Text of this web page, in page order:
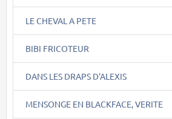
LE CHEVAL A PETE
BIBI FRICOTEUR
DANS LES DRAPS D'ALEXIS
MENSONGE EN BLACKFACE, VERITE